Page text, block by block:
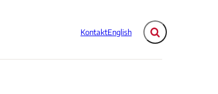
KontaktEnglish Fold søgefelt ud
til - Flere links